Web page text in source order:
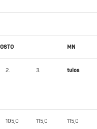
MN
2. 3. tulos
105,0 115,0 115,0